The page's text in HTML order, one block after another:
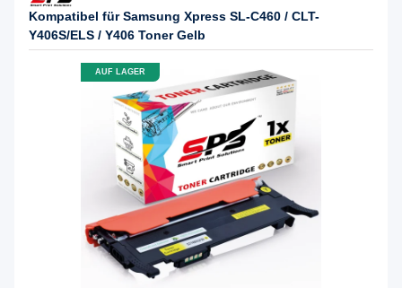
Kompatibel für Samsung Xpress SL-C460 / CLT-
Y406S/ELS / Y406 Toner Gelb
AUF LAGER